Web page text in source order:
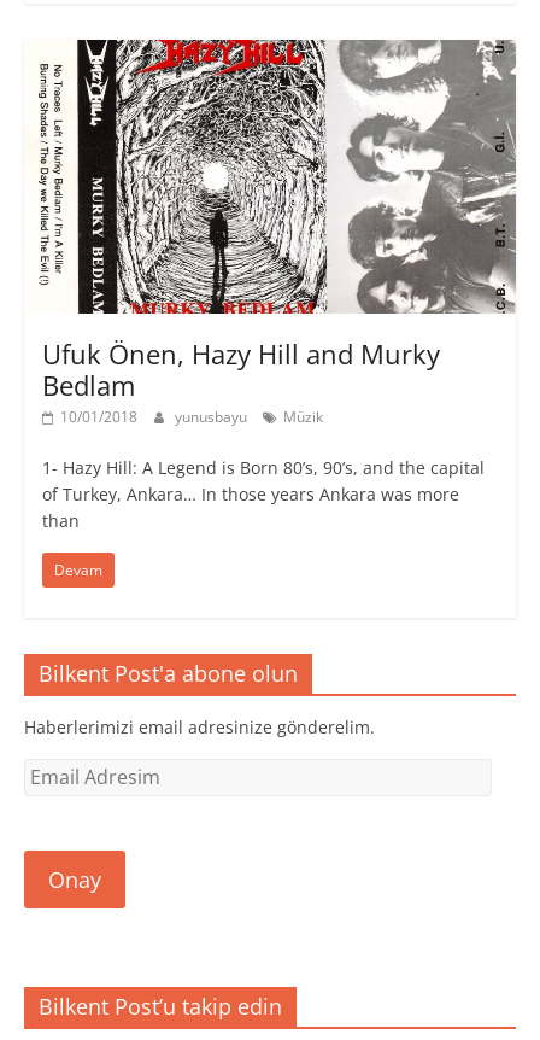
Ufuk Önen, Hazy Hill and Murky
Bedlam
10/01/2018 yunusbayu Müzik
1- Hazy Hill: A Legend is Born 80’s, 90’s, and the capital
of Turkey, Ankara… In those years Ankara was more
than
Devam
Bilkent Post'a abone olun
Haberlerimizi email adresinize gönderelim.
Email
Onay
Bilkent Post’u takip edin